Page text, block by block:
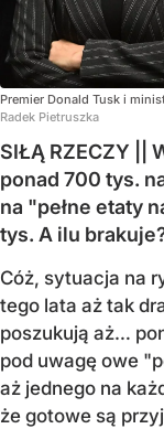
Premier Donald Tusk i
Radek Pietruszka
SIŁĄ RZECZY ||
ponad 700 tys.
na "pełne etaty
tys. A ilu
Cóż, sytuacja na
tego lata aż tak
poszukują aż…
pod uwagę owe
aż jednego na
że gotowe są